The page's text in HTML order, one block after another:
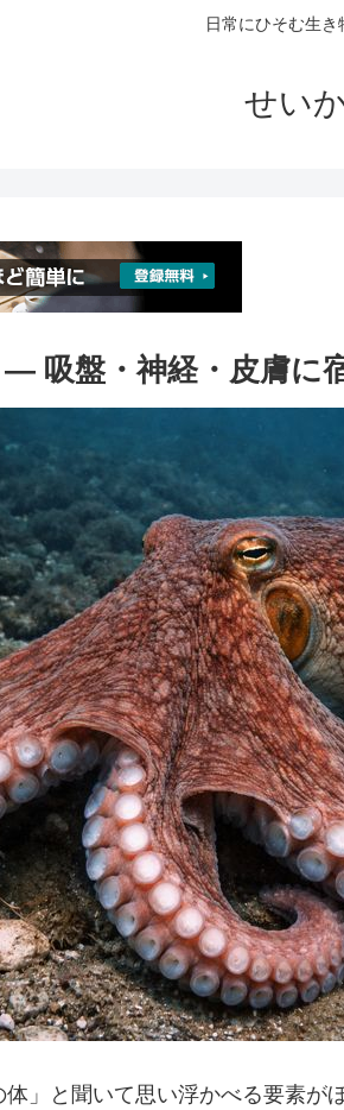
日常にひそむ生き
せい
吸盤・神経・皮膚に
」と聞いて思い浮かべる要素が